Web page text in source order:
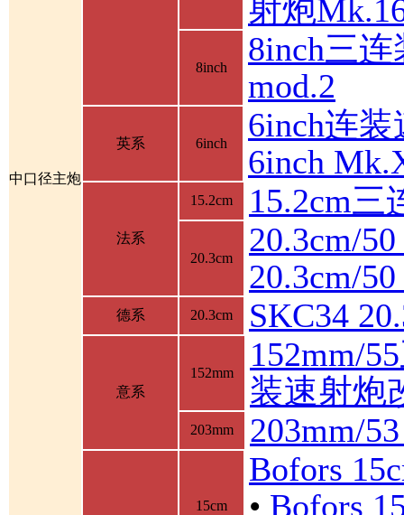
中口径主炮
射炮
8inch
8inch三
mod.2
英系 6inch
6inch连
6inch
法系
15.2cm 15.2cm三
20.3cm
20.3cm/
20.3cm/
德系 20.3cm SKC34
意系
152mm
152mm/
装速射炮
203mm 203mm/
15cm
Bofors
• Bofors